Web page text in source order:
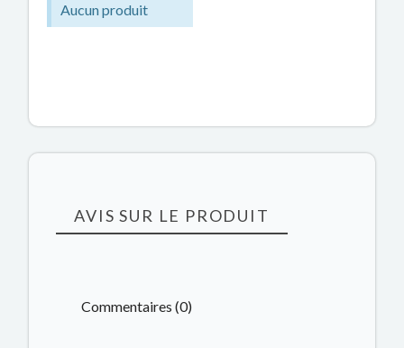
Aucun produit
AVIS SUR LE PRODUIT
Commentaires (0)